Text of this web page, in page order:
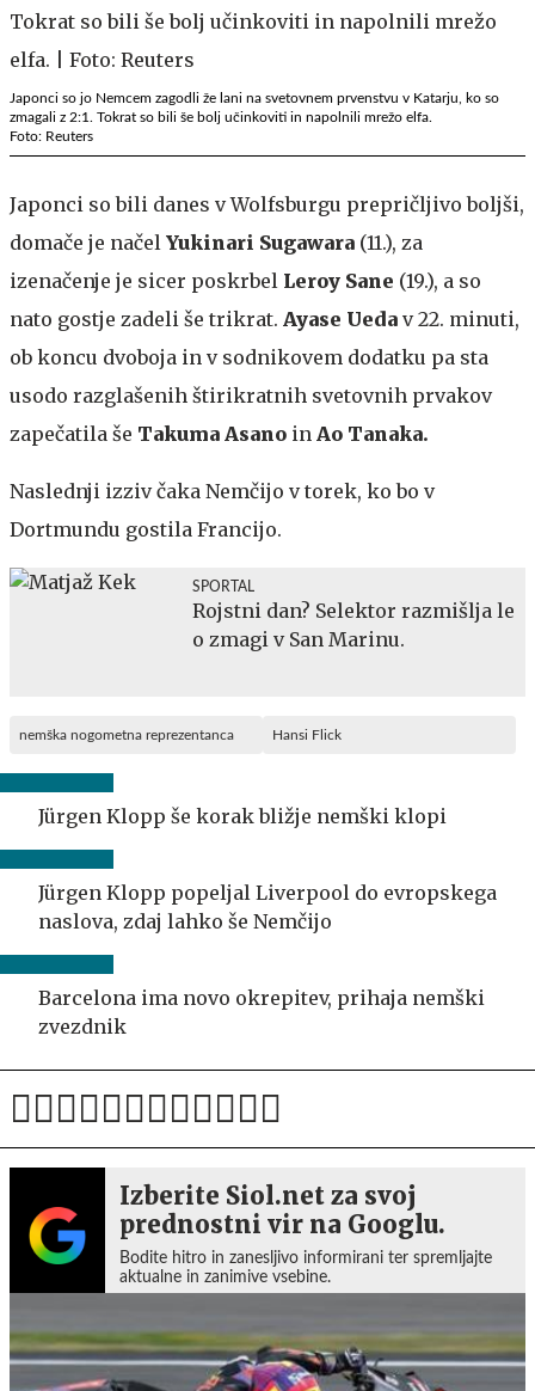
Japonci so jo Nemcem zagodli že lani na svetovnem prvenstvu v Katarju, ko so
zmagali z 2:1. Tokrat so bili še bolj učinkoviti in napolnili mrežo elfa.
Foto: Reuters
Japonci so bili danes v Wolfsburgu prepričljivo boljši,
domače je načel Yukinari Sugawara (11.), za
izenačenje je sicer poskrbel Leroy Sane (19.), a so
nato gostje zadeli še trikrat. Ayase Ueda v 22. minuti,
ob koncu dvoboja in v sodnikovem dodatku pa sta
usodo razglašenih štirikratnih svetovnih prvakov
zapečatila še Takuma Asano in Ao Tanaka.
Naslednji izziv čaka Nemčijo v torek, ko bo v
Dortmundu gostila Francijo.
SPORTAL
Rojstni dan? Selektor razmišlja le
o zmagi v San Marinu.
nemška nogometna reprezentanca Hansi Flick
Jürgen Klopp še korak bližje nemški klopi
Jürgen Klopp popeljal Liverpool do evropskega
naslova, zdaj lahko še Nemčijo
Barcelona ima novo okrepitev, prihaja nemški
zvezdnik
Izberite Siol.net za svoj
prednostni vir na Googlu.
Bodite hitro in zanesljivo informirani ter spremljajte
aktualne in zanimive vsebine.